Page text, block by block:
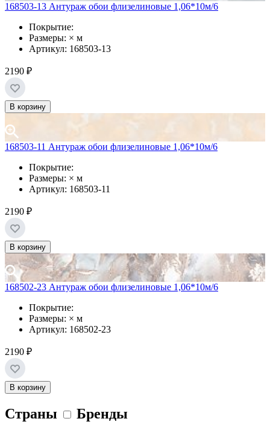
168503-13 Антураж обои флизелиновые 1,06*10м/6
Покрытие:
Размеры: × м
Артикул: 168503-13
2190 ₽
В корзину
168503-11 Антураж обои флизелиновые 1,06*10м/6
Покрытие:
Размеры: × м
Артикул: 168503-11
2190 ₽
В корзину
168502-23 Антураж обои флизелиновые 1,06*10м/6
Покрытие:
Размеры: × м
Артикул: 168502-23
2190 ₽
В корзину
Страны Бренды